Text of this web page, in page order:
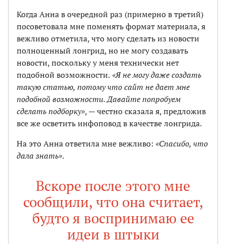
Когда Анна в очередной раз (примерно в третий)
посоветовала мне поменять формат материала, я
вежливо отметила, что могу сделать из новости
полноценный лонгрид, но не могу создавать
новости, поскольку у меня технически нет
подобной возможности. «Я не могу даже создать
такую статью, потому что сайт не дает мне
подобной возможности. Давайте попробуем
сделать подборку», — честно сказала я, предложив
все же осветить инфоповод в качестве лонгрида.
На это Анна ответила мне вежливо: «Спасибо, что
дала знать».
Вскоре после этого мне
сообщили, что она считает,
будто я воспринимаю ее
идеи в штыки